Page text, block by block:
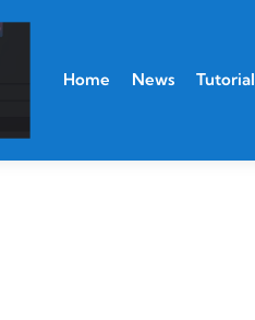
Home News Tutorial